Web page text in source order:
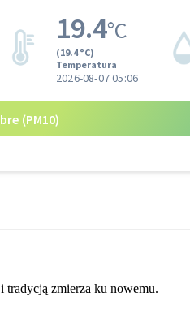
tradycją zmierza ku nowemu.